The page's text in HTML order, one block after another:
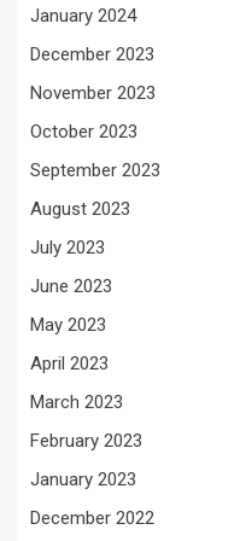
January 2024
December 2023
November 2023
October 2023
September 2023
August 2023
July 2023
June 2023
May 2023
April 2023
March 2023
February 2023
January 2023
December 2022